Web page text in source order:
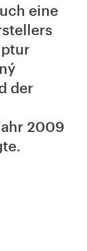
eine
der
2009